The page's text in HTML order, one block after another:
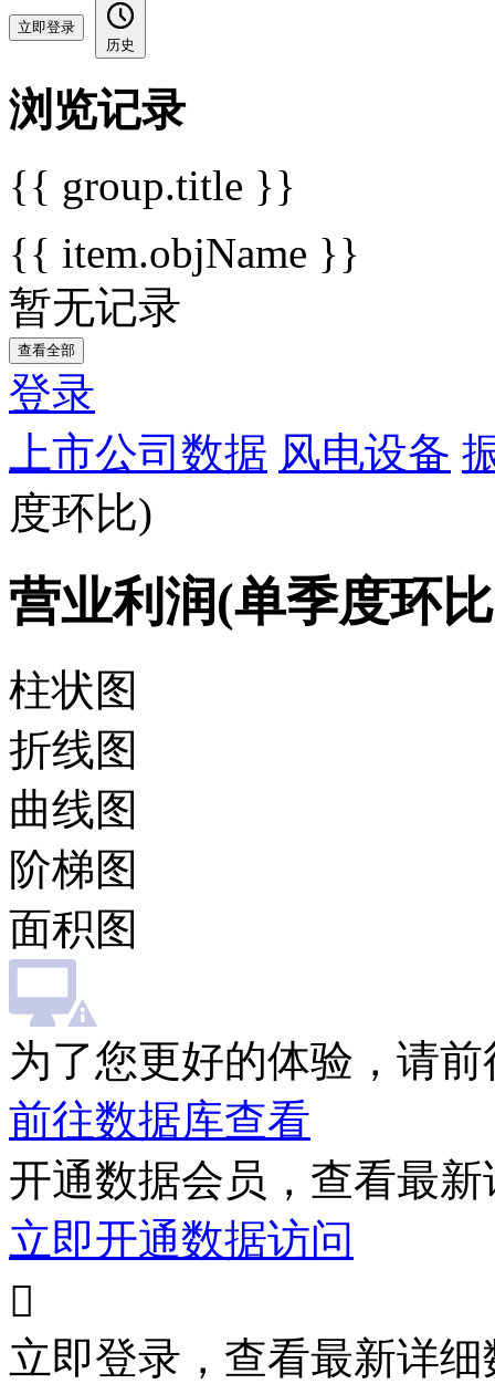
立即登录
历史
浏览记录
{{ group.title }}
{{ item.objName }}
暂无记录
查看全部
登录
上市公司数据 风电设备
度环比)
营业利润(单季度环
柱状图
折线图
曲线图
阶梯图
面积图
为了您更好的体验，请
前往数据库查看
开通数据会员，查看最
立即开通数据访问

立即登录，查看最新详细